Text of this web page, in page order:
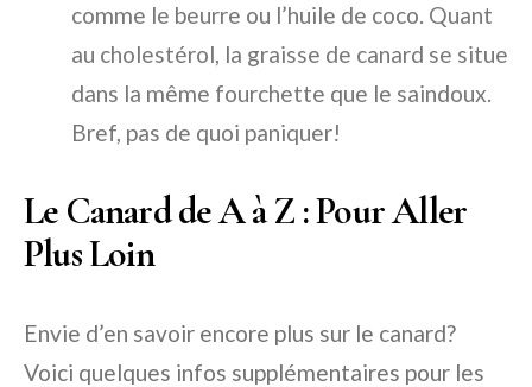
comme le beurre ou l’huile de coco. Quant
au cholestérol, la graisse de canard se situe
dans la même fourchette que le saindoux.
Bref, pas de quoi paniquer!
Le Canard de A à Z : Pour Aller
Plus Loin
Envie d’en savoir encore plus sur le canard?
Voici quelques infos supplémentaires pour les